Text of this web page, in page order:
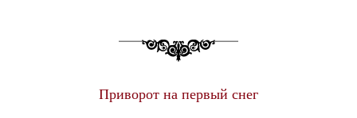
Приворот на первый снег